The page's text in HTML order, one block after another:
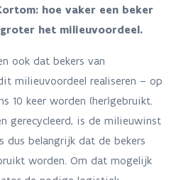
hoe vaker een beker
het milieuvoordeel.
ook dat bekers van
milieuvoordeel realiseren – op
10 keer worden (her)gebruikt.
gerecycleerd, is de milieuwinst
dus belangrijk dat de bekers
worden. Om dat mogelijk